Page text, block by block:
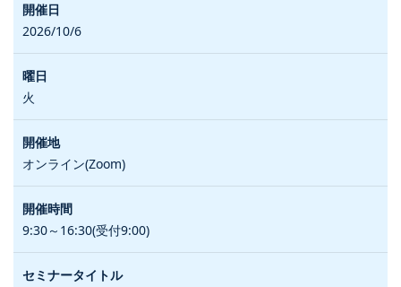
2026/10/6
火
オンライン(Zoom)
9:30～16:30(受付9:00)